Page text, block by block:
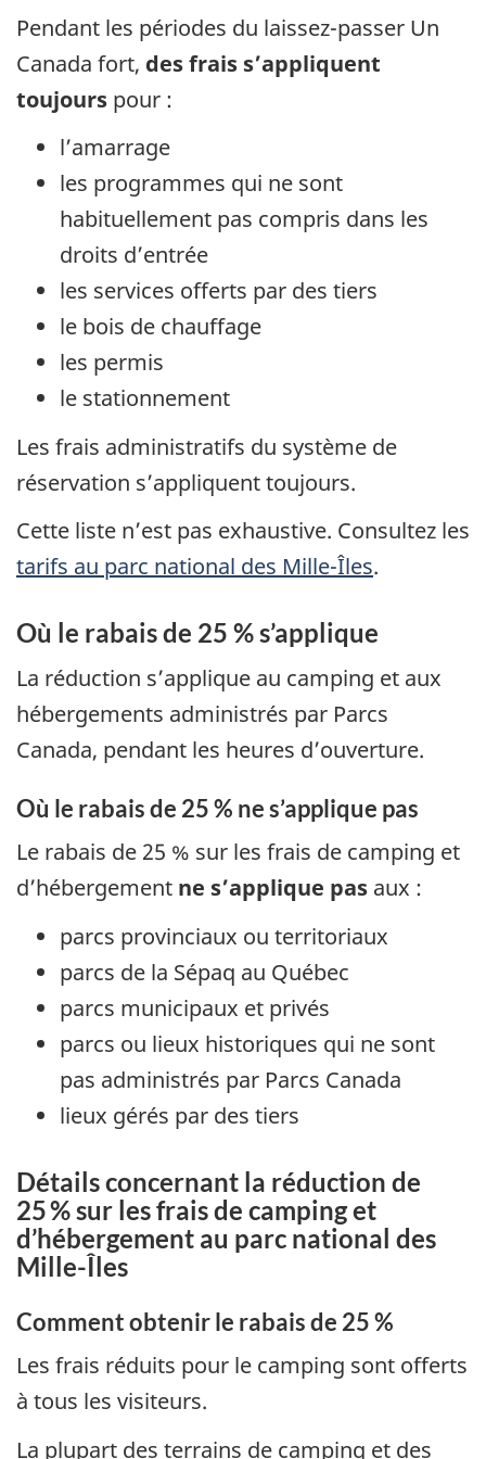
Pendant les périodes du laissez-passer Un
Canada fort, des frais s’appliquent
toujours pour :
l’amarrage
les programmes qui ne sont
habituellement pas compris dans les
droits d’entrée
les services offerts par des tiers
le bois de chauffage
les permis
le stationnement
Les frais administratifs du système de
réservation s’appliquent toujours.
Cette liste n’est pas exhaustive. Consultez les
tarifs au parc national des Mille-Îles.
Où le rabais de 25 % s’applique
La réduction s’applique au camping et aux
hébergements administrés par Parcs
Canada, pendant les heures d’ouverture.
Où le rabais de 25 % ne s’applique pas
Le rabais de 25 % sur les frais de camping et
d’hébergement ne s’applique pas aux :
parcs provinciaux ou territoriaux
parcs de la Sépaq au Québec
parcs municipaux et privés
parcs ou lieux historiques qui ne sont
pas administrés par Parcs Canada
lieux gérés par des tiers
Détails concernant la réduction de
25 % sur les frais de camping et
d’hébergement au parc national des
Mille-Îles
Comment obtenir le rabais de 25 %
Les frais réduits pour le camping sont offerts
à tous les visiteurs.
La plupart des terrains de camping et des